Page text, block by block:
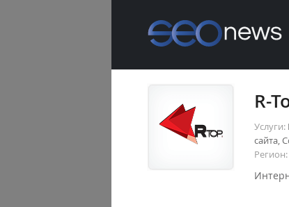
R-
Услуги:
сайта,
Регион: